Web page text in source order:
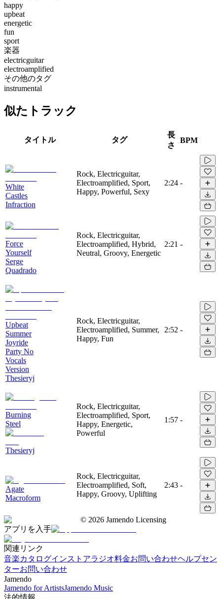
happy
upbeat
energetic
fun
sport
楽器
electricguitar
electroamplified
その他のタグ
instrumental
似たトラック
タイトル タグ
長
さ
BPM
White
Castles
Infraction
Rock, Electricguitar,
Electroamplified, Sport,
Happy, Powerful, Sexy
2:24 -
Force
Yourself
Serge
Quadrado
Rock, Electricguitar,
Electroamplified, Hybrid,
Neutral, Groovy, Energetic
2:21 -
Upbeat
Summer
Joyride
Party No
Vocals
Version
Thesieryj
Rock, Electricguitar,
Electroamplified, Summer,
Happy, Fun
2:52 -
Burning
Steel
Thesieryj
Rock, Electricguitar,
Electroamplified, Sport,
Happy, Energetic,
Powerful
1:57 -
Agate
Macroform
Rock, Electricguitar,
Electroamplified, Soft,
Happy, Groovy, Uplifting
2:43 -
© 2026 Jamendo Licensing
アプリを入手
関連リンク
音楽カタログインストアラジオ料金お問い合わせヘルプセン
ターお問い合わせ
Jamendo
Jamendo for ArtistsJamendo Music
法的情報